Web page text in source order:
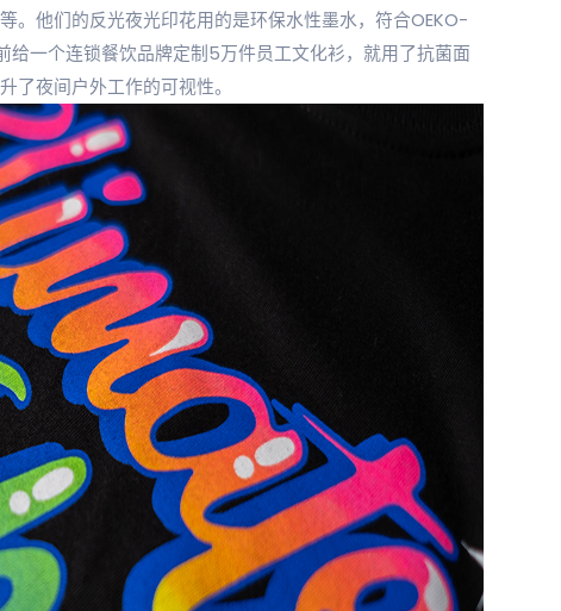
。他们的反光夜光印花用的是环保水性墨水，符合OEKO-
给一个连锁餐饮品牌定制5万件员工文化衫，就用了抗菌面
了夜间户外工作的可视性。